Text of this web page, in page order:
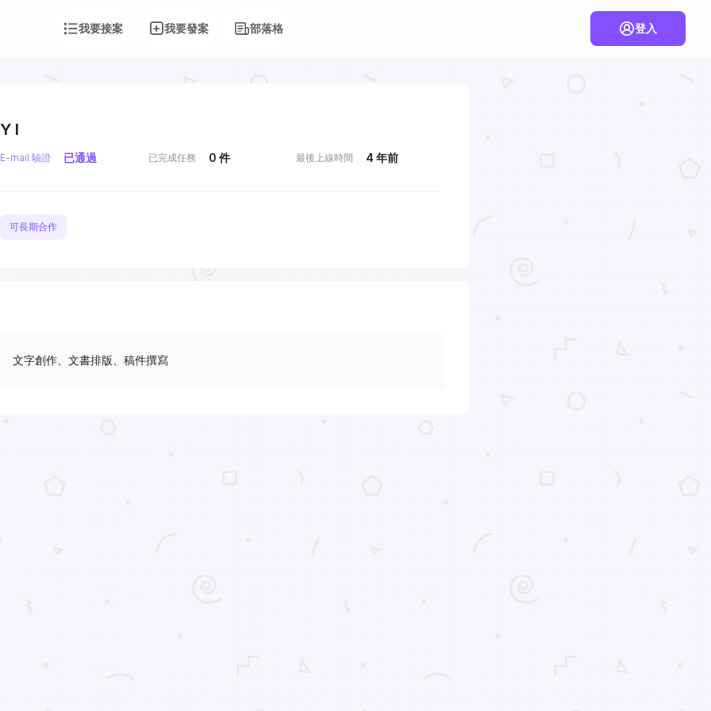
我要接案 我要發案 部落格 登入
Y I
E-mail 驗證 已通過 已完成任務 0 件 最後上線時間 4 年前
可長期合作
文字創作、文書排版、稿件撰寫